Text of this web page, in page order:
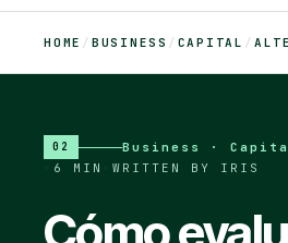
HOME / BUSINESS / CAPITAL /
02
Business ·
6 MIN WRITTEN BY IRIS